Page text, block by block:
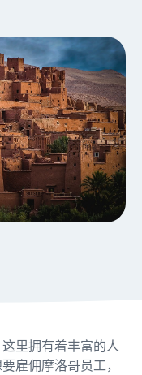
里拥有着丰富的人
雇佣摩洛哥员工，